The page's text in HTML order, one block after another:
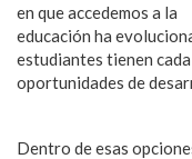
en que accedemos a la
educación ha
estudiantes tienen cada
oportunidades de
Dentro de esas